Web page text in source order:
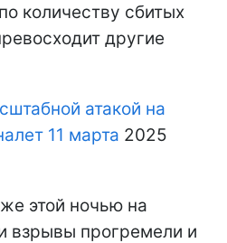
количеству сбитых
другие
атакой на
11 марта 2025
этой ночью на
взрывы прогремели и